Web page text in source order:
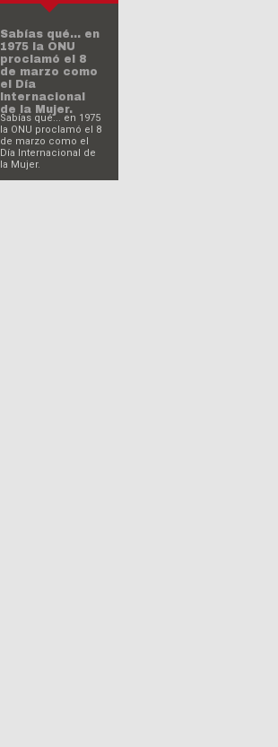
de marzo como el
la Mujer.
hoy es el Día
Internacional
de la
Eliminación de
la Violencia
contra la
Mujer?